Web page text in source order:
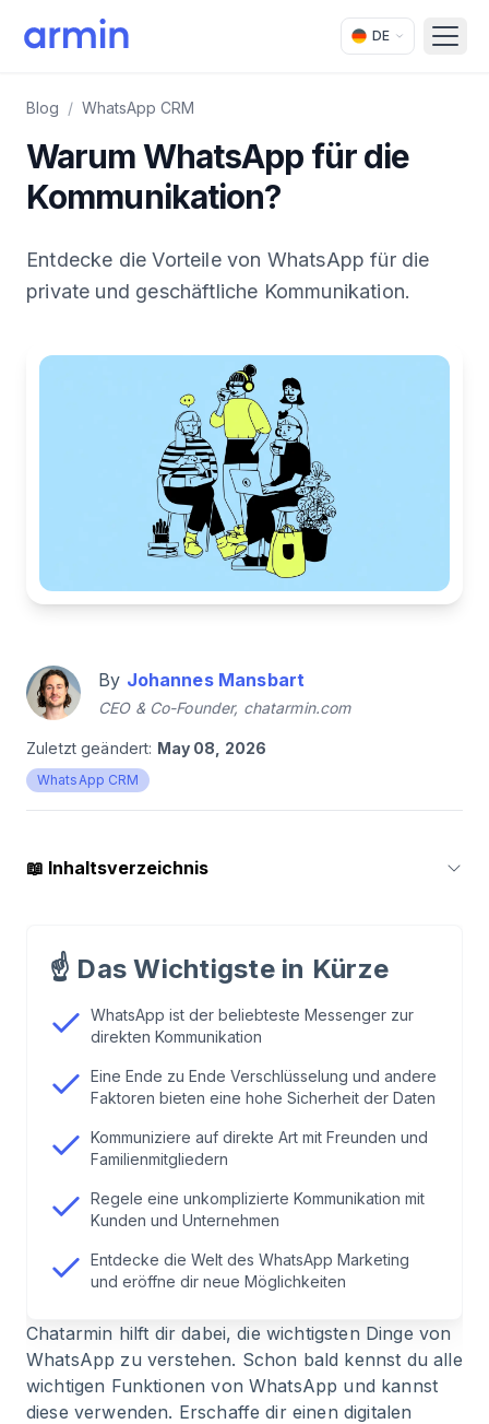
DE
Blog / WhatsApp CRM
Warum WhatsApp für die
Kommunikation?
Entdecke die Vorteile von WhatsApp für die
private und geschäftliche Kommunikation.
By Johannes Mansbart
CEO & Co-Founder, chatarmin.com
Zuletzt geändert: May 08, 2026
WhatsApp CRM
📖 Inhaltsverzeichnis
Wer benutzt WhatsApp?
WhatsApp versenden
. Tausche dich mit Freunden und
Familienmitgliedern aus
Kommunikation mit der Schule oder Vereinen -
7 . Gruppen Chats eignen sich bestens für
Familien
☝️ Das Wichtigste in Kürze
WhatsApp ist der beliebteste Messenger zur
direkten Kommunikation
Eine Ende zu Ende Verschlüsselung und andere
Faktoren bieten eine hohe Sicherheit der Daten
Kommuniziere auf direkte Art mit Freunden und
Familienmitgliedern
Regele eine unkomplizierte Kommunikation mit
Kunden und Unternehmen
Entdecke die Welt des WhatsApp Marketing
und eröffne dir neue Möglichkeiten
Chatarmin hilft dir dabei, die wichtigsten Dinge von
WhatsApp zu verstehen. Schon bald kennst du alle
wichtigen Funktionen von WhatsApp und kannst
diese verwenden. Erschaffe dir einen digitalen